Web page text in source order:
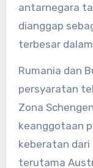
antarnegara
dianggap
terbesar
Rumania dan
persyaratan
Zona
keanggotaan
keberatan dari
terutama